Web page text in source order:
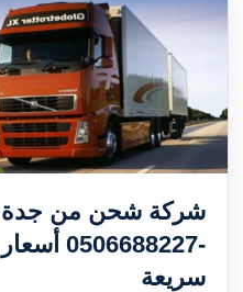
شركة شحن من جدة
-
سريعة